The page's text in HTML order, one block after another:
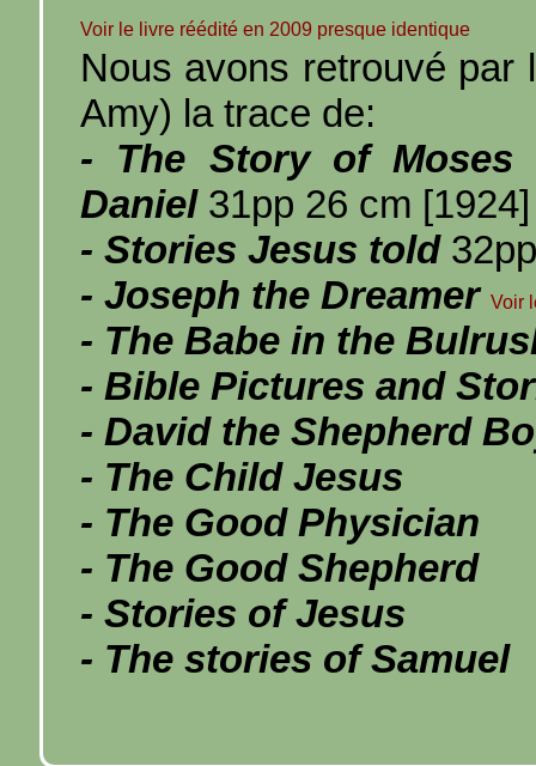
Voir le livre réédité en 2009 presque identique
Nous avons retrouvé par
Amy) la trace de:
- The Story of Moses
Daniel 31pp 26 cm [1924]
- Stories Jesus told
- Joseph the Dreamer Voir
- The Babe in the
- Bible Pictures and
- David the Shepherd
- The Child Jesus
- The Good Physician
- The Good Shepherd
- Stories of Jesus
- The stories of Samuel